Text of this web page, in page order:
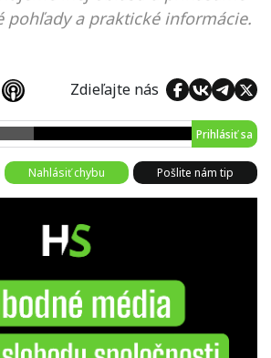
pohľady a praktické informácie.
Zdieľajte nás
Prihlásiť sa
Nahlásiť chybu Pošlite nám tip